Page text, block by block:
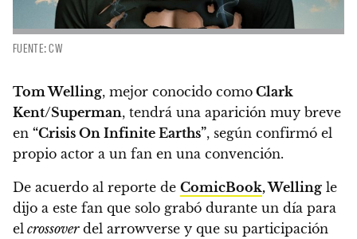
FUENTE: CW
Tom Welling, mejor conocido como Clark
Kent/Superman, tendrá una aparición muy breve
en “Crisis On Infinite Earths”, según confirmó el
propio actor a un fan en una convención.
De acuerdo al reporte de ComicBook, Welling le
dijo a este fan que solo grabó durante un día para
el crossoverdel arrowverse y que su participación